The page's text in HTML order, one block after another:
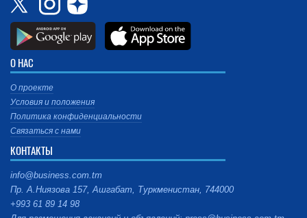
О НАС
О проекте
Условия и положения
Политика конфиденциальности
Связаться с нами
КОНТАКТЫ
info@business.com.tm
Пр. А.Ниязова 157, Ашгабат, Туркменистан, 744000
+993 61 89 14 98